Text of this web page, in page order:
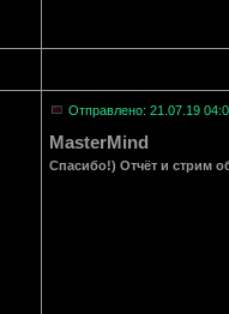
Отправлено: 21.07.19
MasterMind
Спасибо!) Отчёт и стрим